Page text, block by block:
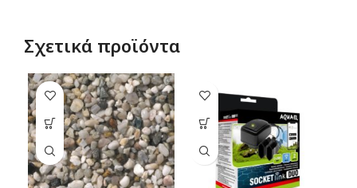
Σχετικά προϊόντα